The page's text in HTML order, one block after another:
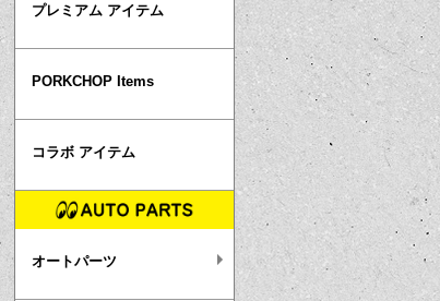
プレミアム アイテム
PORKCHOP Items
コラボ アイテム
オートパーツ